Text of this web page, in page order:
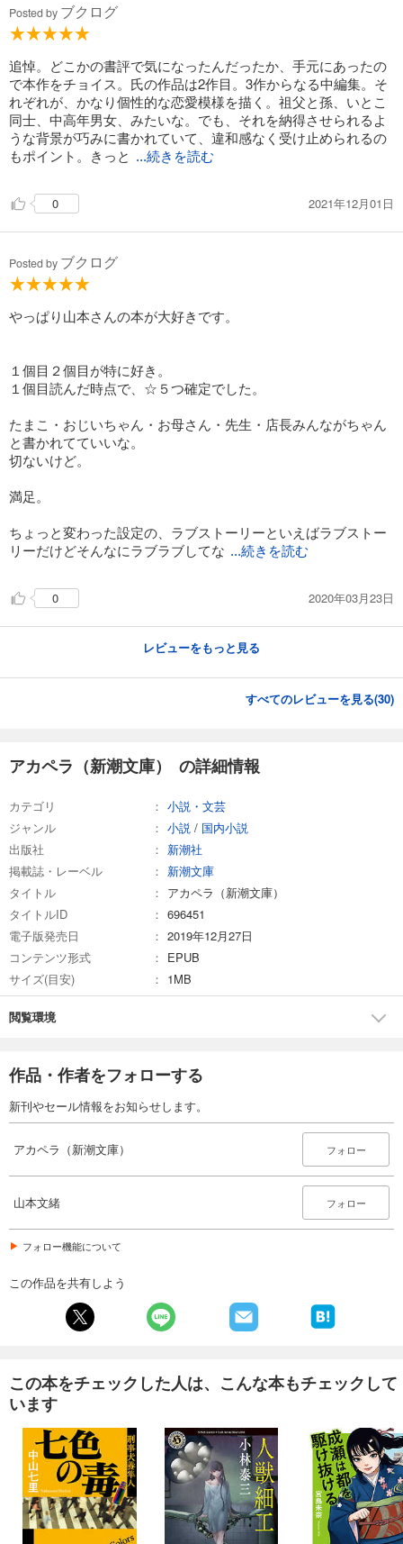
Posted by ブクログ
追悼。どこかの書評で気になったんだったか、手元にあったの
で本作をチョイス。氏の作品は2作目。3作からなる中編集。そ
れぞれが、かなり個性的な恋愛模様を描く。祖父と孫、いとこ
同士、中高年男女、みたいな。でも、それを納得させられるよ
うな背景が巧みに書かれていて、違和感なく受け止められるの
もポイント。きっと
...続きを読む
0 2021年12月01日
Posted by ブクログ
やっぱり山本さんの本が大好きです。
１個目２個目が特に好き。
１個目読んだ時点で、☆５つ確定でした。
たまこ・おじいちゃん・お母さん・先生・店長みんながちゃん
と書かれてていいな。
切ないけど。
満足。
ちょっと変わった設定の、ラブストーリーといえばラブストー
リーだけどそんなにラブラブしてな ...続きを読む
0 2020年03月23日
レビューをもっと見る
すべてのレビューを見る(30)
アカペラ（新潮文庫） の詳細情報
カテゴリ
小説・文芸
ジャンル
小説 / 国内小説
出版社
新潮社
掲載誌・レーベル
新潮文庫
タイトル
アカペラ（新潮文庫）
タイトルID
696451
電子版発売日
2019年12月27日
コンテンツ形式
EPUB
サイズ(目安)
1MB
閲覧環境
作品・作者をフォローする
新刊やセール情報をお知らせします。
アカペラ（新潮文庫） フォロー
山本文緒 フォロー
フォロー機能について
この作品を共有しよう
この本をチェックした人は、こんな本もチェックして
います